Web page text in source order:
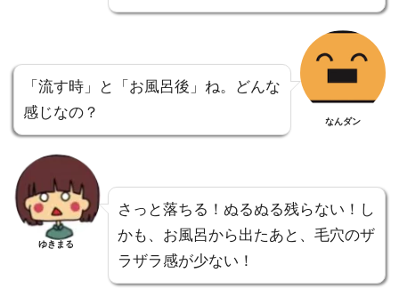
「流す時」と「お風呂後」ね。どんな
感じなの？
なんダン
ゆきまる
さっと落ちる！ぬるぬる残らない！し
かも、お風呂から出たあと、毛穴のザ
ラザラ感が少ない！